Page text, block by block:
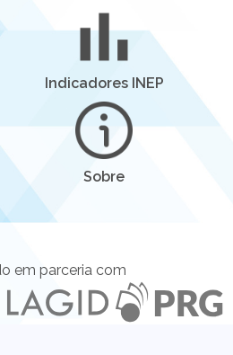
Indicadores INEP
Sobre
em parceria com